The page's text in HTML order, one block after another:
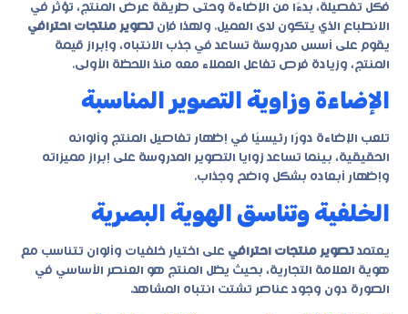
فكل تفصيلة، بدءًا من الإضاءة وحتى طريقة عرض المنتج، تؤثر في
الانطباع الذي يتكون لدى العميل. ولهذا فإن تصوير منتجات احترافي
يقوم على أسس مدروسة تساعد في جذب الانتباه، وإبراز قيمة
المنتج، وزيادة فرص تفاعل العملاء معه منذ اللحظة الأولى.
الإضاءة وزاوية التصوير المناسبة
تلعب الإضاءة دورًا رئيسيًا في إظهار تفاصيل المنتج وألوانه
الحقيقية، بينما تساعد زوايا التصوير المدروسة على إبراز مميزاته
وإظهار أبعاده بشكل واضح وجذاب.
الخلفية وتناسق الهوية البصرية
يعتمد تصوير منتجات احترافي على اختيار خلفيات وألوان تتناسب مع
هوية العلامة التجارية، بحيث يظل المنتج هو العنصر الأساسي في
الصورة دون وجود عناصر تشتت انتباه المشاهد.